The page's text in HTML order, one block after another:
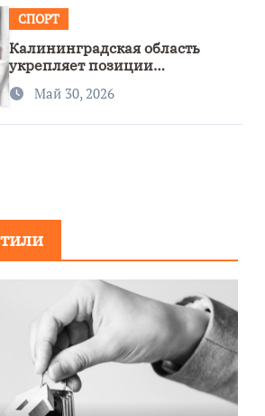
СПОРТ
Калининградская область
укрепляет позиции
спортивного региона
Май 30, 2026